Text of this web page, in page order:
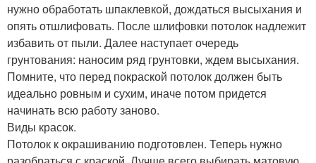
нужно обработать шпаклевкой, дождаться высыхания и
опять отшлифовать. После шлифовки потолок надлежит
избавить от пыли. Далее наступает очередь
грунтования: наносим ряд грунтовки, ждем высыхания.
Помните, что перед покраской потолок должен быть
идеально ровным и сухим, иначе потом придется
начинать всю работу заново.
Виды красок.
Потолок к окрашиванию подготовлен. Теперь нужно